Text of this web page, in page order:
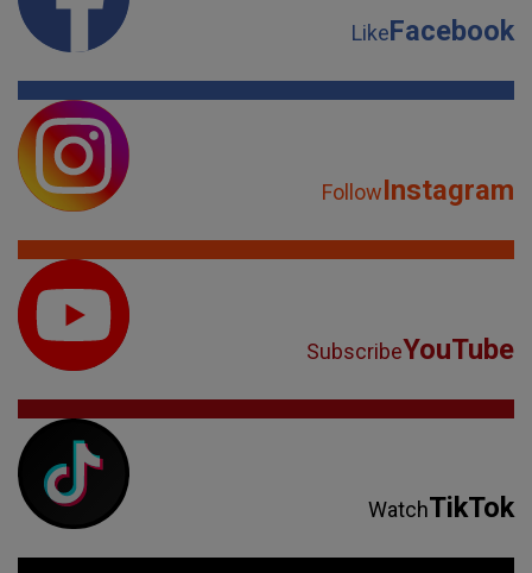
LikeFacebook
FollowInstagram
SubscribeYouTube
WatchTikTok